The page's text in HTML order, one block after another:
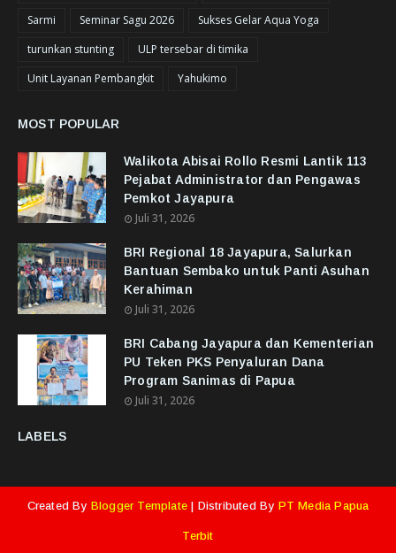
Sarmi
Seminar Sagu 2026
Sukses Gelar Aqua Yoga
turunkan stunting
ULP tersebar di timika
Unit Layanan Pembangkit
Yahukimo
MOST POPULAR
Walikota Abisai Rollo Resmi Lantik 113
Pejabat Administrator dan Pengawas
Pemkot Jayapura
Juli 31, 2026
BRI Regional 18 Jayapura, Salurkan
Bantuan Sembako untuk Panti Asuhan
Kerahiman
Juli 31, 2026
BRI Cabang Jayapura dan Kementerian
PU Teken PKS Penyaluran Dana
Program Sanimas di Papua
Juli 31, 2026
LABELS
Created By Blogger Template| Distributed By PT Media Papua
Terbit